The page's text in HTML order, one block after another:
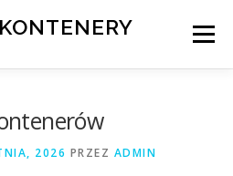
Menu
2026 PRZEZ ADMIN